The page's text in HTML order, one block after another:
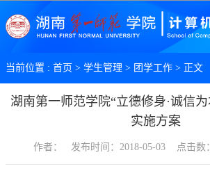
当前位置 : 首页 > 学生管理 > 团学工作 > 正文
湖南第一师范学院“立德修身·诚信
实施方案
作者： 发布时间：2018-05-03 点击数：